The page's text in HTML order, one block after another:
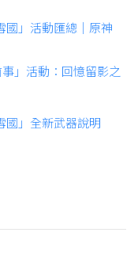
國」活動匯總｜原神
」活動：回憶留影之
國」全新武器說明